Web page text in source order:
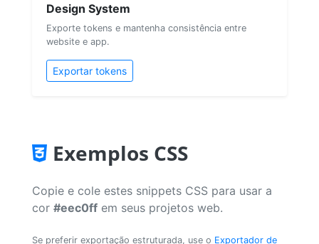
Design System
Exporte tokens e mantenha consistência entre
website e app.
Exportar tokens
Exemplos CSS
Copie e cole estes snippets CSS para usar a
cor #eec0ff em seus projetos web.
Se preferir exportação estruturada, use o Exportador de